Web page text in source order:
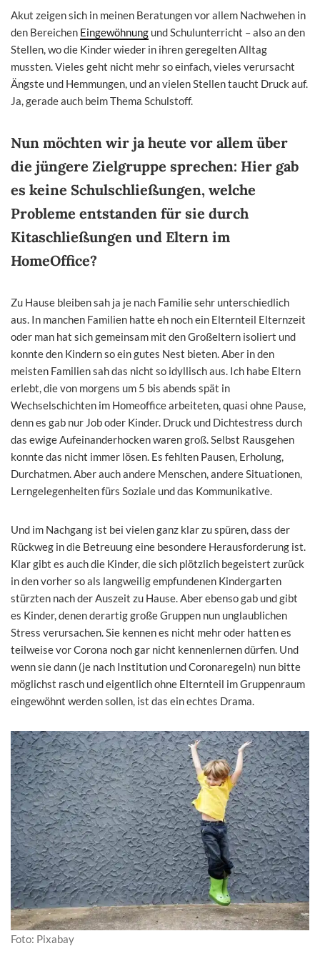
Akut zeigen sich in meinen Beratungen vor allem Nachwehen in
den Bereichen Eingewöhnung und Schulunterricht – also an den
Stellen, wo die Kinder wieder in ihren geregelten Alltag
mussten. Vieles geht nicht mehr so einfach, vieles verursacht
Ängste und Hemmungen, und an vielen Stellen taucht Druck auf.
Ja, gerade auch beim Thema Schulstoff.
Nun möchten wir ja heute vor allem über
die jüngere Zielgruppe sprechen: Hier gab
es keine Schulschließungen, welche
Probleme entstanden für sie durch
Kitaschließungen und Eltern im
HomeOffice?
Zu Hause bleiben sah ja je nach Familie sehr unterschiedlich
aus. In manchen Familien hatte eh noch ein Elternteil Elternzeit
oder man hat sich gemeinsam mit den Großeltern isoliert und
konnte den Kindern so ein gutes Nest bieten. Aber in den
meisten Familien sah das nicht so idyllisch aus. Ich habe Eltern
erlebt, die von morgens um 5 bis abends spät in
Wechselschichten im Homeoffice arbeiteten, quasi ohne Pause,
denn es gab nur Job oder Kinder. Druck und Dichtestress durch
das ewige Aufeinanderhocken waren groß. Selbst Rausgehen
konnte das nicht immer lösen. Es fehlten Pausen, Erholung,
Durchatmen. Aber auch andere Menschen, andere Situationen,
Lerngelegenheiten fürs Soziale und das Kommunikative.
Und im Nachgang ist bei vielen ganz klar zu spüren, dass der
Rückweg in die Betreuung eine besondere Herausforderung ist.
Klar gibt es auch die Kinder, die sich plötzlich begeistert zurück
in den vorher so als langweilig empfundenen Kindergarten
stürzten nach der Auszeit zu Hause. Aber ebenso gab und gibt
es Kinder, denen derartig große Gruppen nun unglaublichen
Stress verursachen. Sie kennen es nicht mehr oder hatten es
teilweise vor Corona noch gar nicht kennenlernen dürfen. Und
wenn sie dann (je nach Institution und Coronaregeln) nun bitte
möglichst rasch und eigentlich ohne Elternteil im Gruppenraum
eingewöhnt werden sollen, ist das ein echtes Drama.
Foto: Pixabay